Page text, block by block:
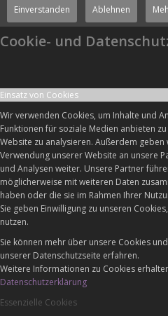
Einverstanden Ablehnen
Cookie- und
Einsatz von Cookies
Wir verwenden Cookies, um Inhalte und
Funktionen für soziale Medien anbieten
Website zu analysieren. Außerdem
Verwendung unserer Website an unsere
und Analysen weiter. Unsere Partner
möglicherweise mit weiteren Daten
haben oder die sie im Rahmen Ihrer
Sie geben Einwilligung zu unseren
nutzen.
Sie können mehr über unsere Cookies
unserer Datenschutzseite erfahren.
Weitere Informationen zu Cookies
Datenschutzerklärung
Essenzielle Cookies